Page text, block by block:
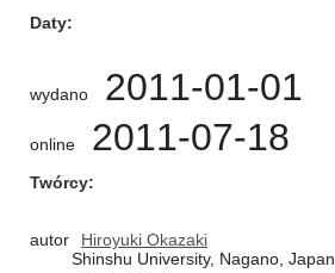
Daty
wydano 2011-01-01
online 2011-07-18
Twórcy
autor
Hiroyuki Okazaki
Shinshu University, Nagano, Japan